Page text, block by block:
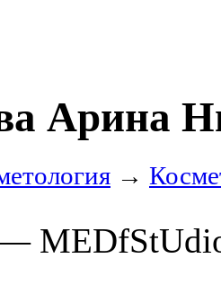
Арина
→